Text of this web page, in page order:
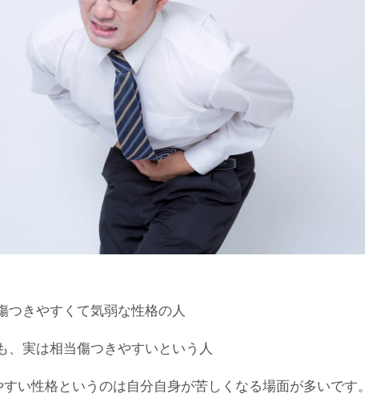
つきやすくて気弱な性格の人
、実は相当傷つきやすいという人
い性格というのは自分自身が苦しくなる場面が多いです。